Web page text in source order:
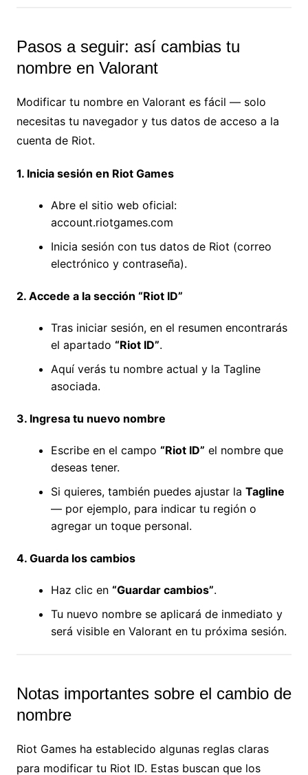
Pasos a seguir: así cambias tu
nombre en Valorant
Modificar tu nombre en Valorant es fácil — solo
necesitas tu navegador y tus datos de acceso a la
cuenta de Riot.
1. Inicia sesión en Riot Games
Abre el sitio web oficial:
account.riotgames.com
Inicia sesión con tus datos de Riot (correo
electrónico y contraseña).
2. Accede a la sección “Riot ID”
Tras iniciar sesión, en el resumen encontrarás
el apartado “Riot ID”.
Aquí verás tu nombre actual y la Tagline
asociada.
3. Ingresa tu nuevo nombre
Escribe en el campo “Riot ID” el nombre que
deseas tener.
Si quieres, también puedes ajustar la Tagline
— por ejemplo, para indicar tu región o
agregar un toque personal.
4. Guarda los cambios
Haz clic en “Guardar cambios”.
Tu nuevo nombre se aplicará de inmediato y
será visible en Valorant en tu próxima sesión.
Notas importantes sobre el cambio de
nombre
Riot Games ha establecido algunas reglas claras
para modificar tu Riot ID. Estas buscan que los